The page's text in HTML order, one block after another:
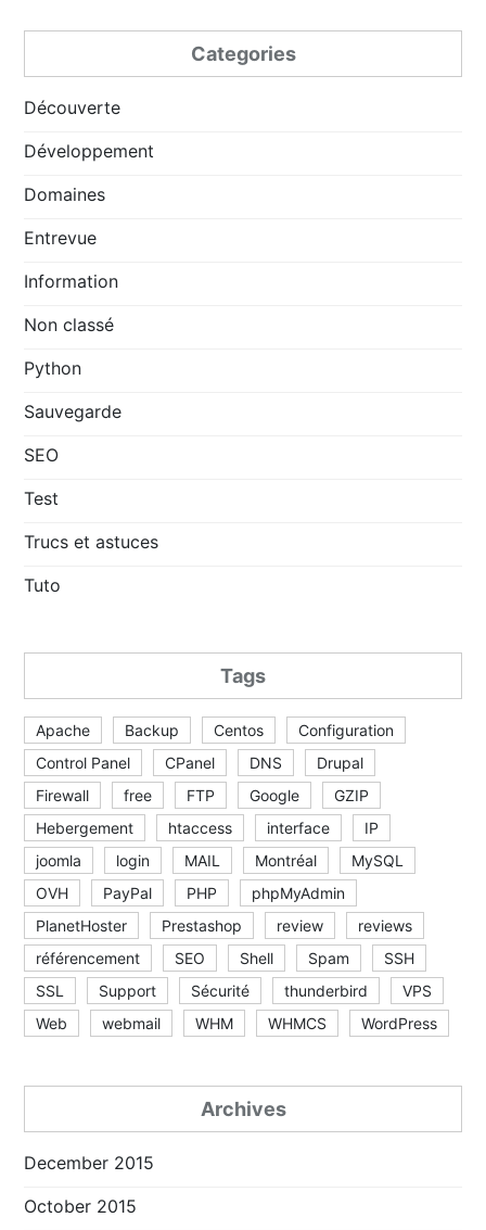
Categories
Découverte
Développement
Domaines
Entrevue
Information
Non classé
Python
Sauvegarde
SEO
Test
Trucs et astuces
Tuto
Tags
Apache Backup Centos
Configuration
Control Panel
CPanel DNS
Drupal
Firewall
free FTP Google
GZIP
Hebergement
htaccess interface
IP
joomla
login MAIL Montréal
MySQL
OVH
PayPal PHP
phpMyAdmin
PlanetHoster
Prestashop review
reviews
référencement
SEO Shell Spam
SSH
SSL
Support Sécurité thunderbird
VPS
Web
webmail WHM WHMCS WordPress
Archives
December 2015
October 2015